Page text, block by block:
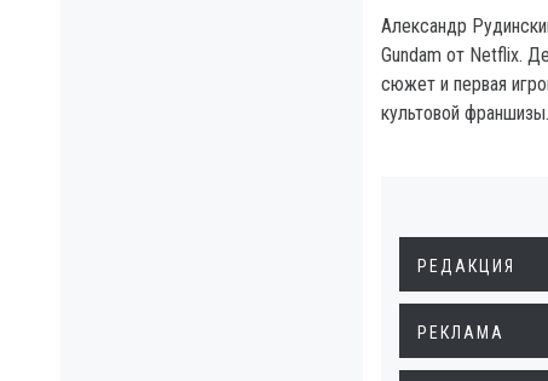
Александр
Gundam от Netflix.
сюжет и первая
культовой франшизы.
РЕДАКЦИЯ
РЕКЛАМА